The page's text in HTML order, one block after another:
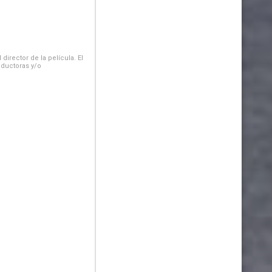
de la película. El
y/o